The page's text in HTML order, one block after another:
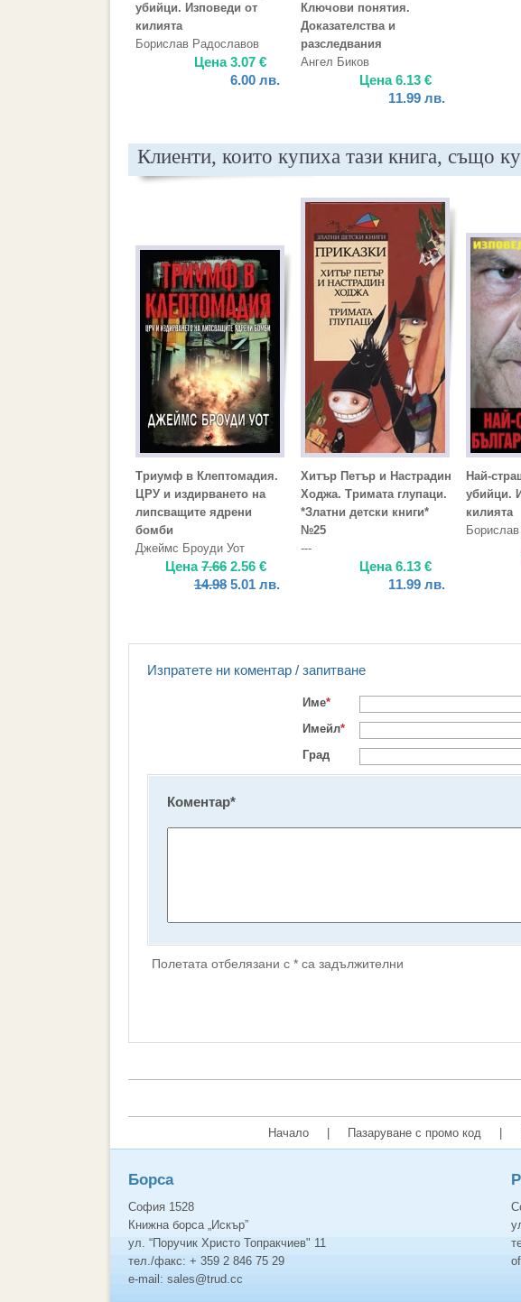
убийци. Изповеди от
килията
Борислав Радославов
Цена3.07 €
6.00 лв.
Ключови понятия.
Доказателства и
разследвания
Ангел Биков
Цена6.13 €
11.99 лв.
Клиенти, които купиха тази книга, също
Триумф в Клептомадия.
ЦРУ и издирването на
липсващите ядрени
бомби
Джеймс Броуди Уот
Цена7.66 2.56 €
14.98 5.01 лв.
Хитър Петър и Настрадин
Ходжа. Тримата глупаци.
*Златни детски книги*
№25
---
Цена6.13 €
11.99 лв.
Най-
убийци.
килията
Изпратете ни коментар / запитване
Име*
Имейл*
Град
Коментар*
Полетата отбелязани с * са задължителни
Начало Пазаруване с промо код
Борса
София 1528
Книжна борса „Искър”
ул. “Поручик Христо Топракчиев" 11
тел./факс: + 359 2 846 75 29
e-mail: sales@trud.cc